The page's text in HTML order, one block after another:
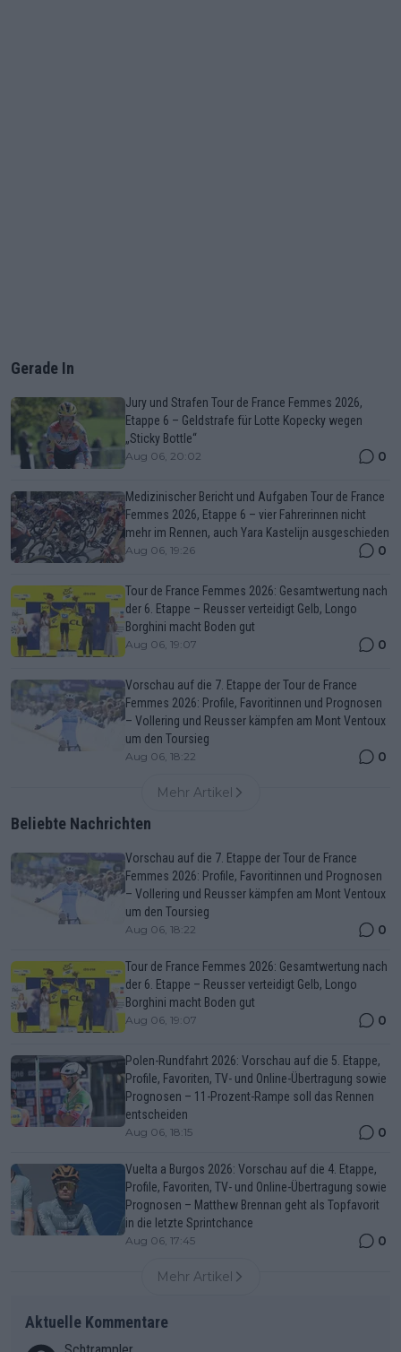
Gerade In
Jury und Strafen Tour de France Femmes 2026,
Etappe 6 – Geldstrafe für Lotte Kopecky wegen
„Sticky Bottle“
Aug 06, 20:02 0
Medizinischer Bericht und Aufgaben Tour de France
Femmes 2026, Etappe 6 – vier Fahrerinnen nicht
mehr im Rennen, auch Yara Kastelijn ausgeschieden
Aug 06, 19:26 0
Tour de France Femmes 2026: Gesamtwertung nach
der 6. Etappe – Reusser verteidigt Gelb, Longo
Borghini macht Boden gut
Aug 06, 19:07 0
Vorschau auf die 7. Etappe der Tour de France
Femmes 2026: Profile, Favoritinnen und Prognosen
– Vollering und Reusser kämpfen am Mont Ventoux
um den Toursieg
Aug 06, 18:22 0
Mehr Artikel
Beliebte Nachrichten
Vorschau auf die 7. Etappe der Tour de France
Femmes 2026: Profile, Favoritinnen und Prognosen
– Vollering und Reusser kämpfen am Mont Ventoux
um den Toursieg
Aug 06, 18:22 0
Tour de France Femmes 2026: Gesamtwertung nach
der 6. Etappe – Reusser verteidigt Gelb, Longo
Borghini macht Boden gut
Aug 06, 19:07 0
Polen-Rundfahrt 2026: Vorschau auf die 5. Etappe,
Profile, Favoriten, TV- und Online-Übertragung sowie
Prognosen – 11-Prozent-Rampe soll das Rennen
entscheiden
Aug 06, 18:15 0
Vuelta a Burgos 2026: Vorschau auf die 4. Etappe,
Profile, Favoriten, TV- und Online-Übertragung sowie
Prognosen – Matthew Brennan geht als Topfavorit
in die letzte Sprintchance
Aug 06, 17:45 0
Mehr Artikel
Aktuelle Kommentare